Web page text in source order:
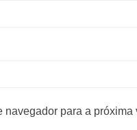
navegador para a próxima